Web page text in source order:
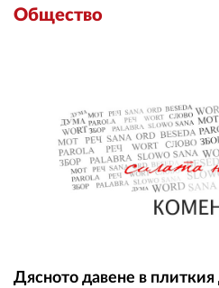
Общество
Дясното давене в